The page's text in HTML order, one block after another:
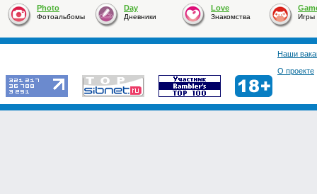
Photo
Фотоальбомы
Day
Дневники
Love
Знакомства Игры
Наши
О проекте